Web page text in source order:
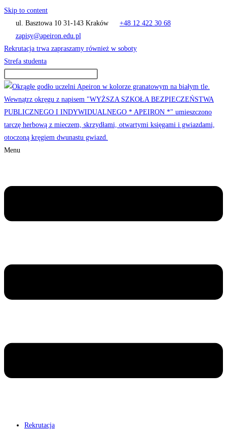
Skip to content
ul. Basztowa 10 31-143 Kraków
+48 12 422 30 68
zapisy@apeiron.edu.pl
Rekrutacja trwa zapraszamy również w soboty
Strefa studenta
Menu
Rekrutacja